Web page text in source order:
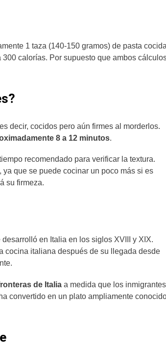
1 taza (140-150 gramos) de pasta cocida
calorías. Por supuesto que ambos
decir, cocidos pero aún firmes al morderlos.
8 a 12 minutos.
recomendado para verificar la textura.
que se puede cocinar un poco más si es
su firmeza.
en Italia en los siglos XVIII y XIX.
cocina italiana después de su llegada desde
de Italia a medida que los inmigrantes
convertido en un plato ampliamente